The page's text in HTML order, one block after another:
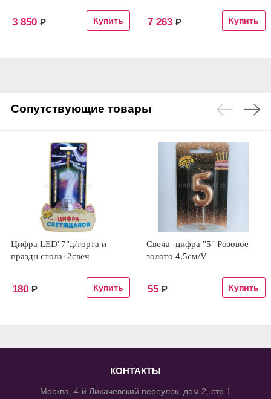
3 850 Р 7 263 Р
Сопутствующие товары
Цифра LED"7"д/торта и
праздн стола+2свеч
180 Р
Свеча -цифра "5" Розовое
золото 4,5см/V
55 Р
КОНТАКТЫ
Москва, 4-й Лихачевский переулок, дом 2, стр 1